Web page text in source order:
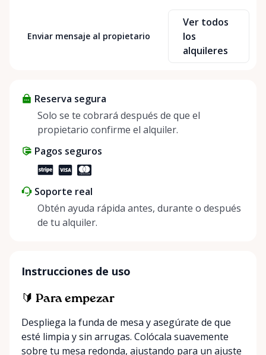
Enviar mensaje al propietario
Ver todos
los
alquileres
Reserva segura
Solo se te cobrará después de que el
propietario confirme el alquiler.
Pagos seguros
Soporte real
Obtén ayuda rápida antes, durante o después
de tu alquiler.
Instrucciones de uso
🔰 Para empezar
Despliega la funda de mesa y asegúrate de que
esté limpia y sin arrugas. Colócala suavemente
sobre tu mesa redonda, ajustando para un ajuste